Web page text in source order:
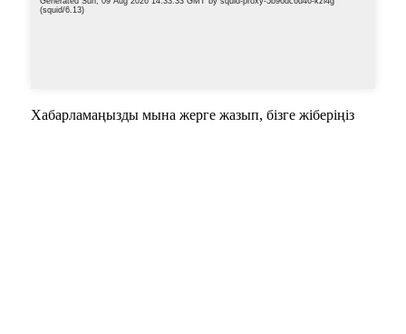
Хабарламаңызды мына жерге жазып, бізге жіберіңіз